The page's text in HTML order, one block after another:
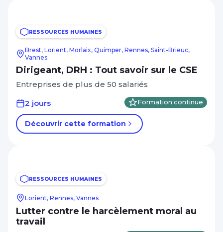
RESSOURCES HUMAINES
Brest, Lorient, Morlaix, Quimper, Rennes, Saint-Brieuc,
Vannes
Dirigeant, DRH : Tout savoir sur le CSE
Entreprises de plus de 50 salariés
2 jours
Formation continue
Découvrir cette formation
RESSOURCES HUMAINES
Lorient, Rennes, Vannes
Lutter contre le harcèlement moral au
travail